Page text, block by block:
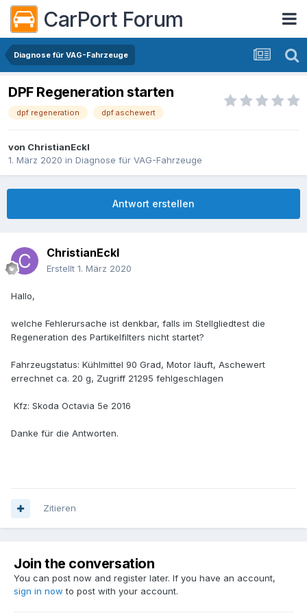
CarPort Forum
Diagnose für VAG-Fahrzeuge
DPF Regeneration starten
dpf regeneration dpf aschewert
von ChristianEckl
1. März 2020 in Diagnose für VAG-Fahrzeuge
Antwort erstellen
ChristianEckl
Erstellt 1. März 2020
Hallo,
welche Fehlerursache ist denkbar, falls im Stellgliedtest die
Regeneration des Partikelfilters nicht startet?
Fahrzeugstatus: Kühlmittel 90 Grad, Motor läuft, Aschewert
errechnet ca. 20 g, Zugriff 21295 fehlgeschlagen
Kfz: Skoda Octavia 5e 2016
Danke für die Antworten.
Zitieren
Join the conversation
You can post now and register later. If you have an account,
sign in now to post with your account.